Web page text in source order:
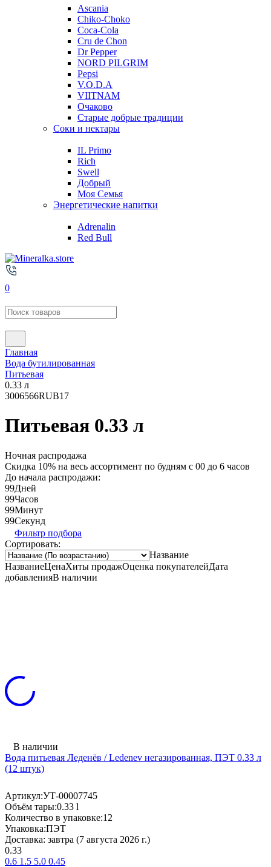
Ascania
Chiko-Choko
Coca-Cola
Cru de Chon
Dr Pepper
NORD PILGRIM
Pepsi
V.O.D.A
VIITNAM
Очаково
Старые добрые традиции
Соки и нектары
IL Primo
Rich
Swell
Добрый
Моя Семья
Энергетические напитки
Adrenalin
Red Bull
0
Главная
Вода бутилированная
Питьевая
0.33 л
3006566RUB17
Питьевая 0.33 л
Ночная распродажа
Скидка 10% на весь ассортимент по будням с 00 до 6 часов
До начала распродажи:
99Дней
99Часов
99Минут
99Секунд
Фильтр подбора
Сортировать:
Название
НазваниеЦенаХиты продажОценка покупателейДата
добавленияВ наличии
В наличии
Вода питьевая Леденёв / Ledenev негазированная, ПЭТ 0.33 л
(12 штук)
Артикул:УТ-00007745
Объём тары:0.33 l
Количество в упаковке:12
Упаковка:ПЭТ
Доставка: завтра (7 августа 2026 г.)
0.33
0.6 1.5 5.0 0.45